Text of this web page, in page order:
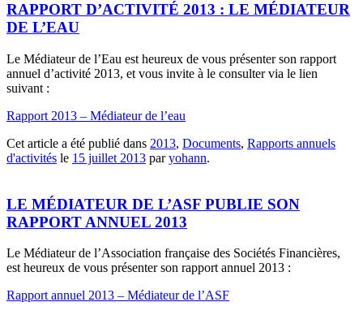
RAPPORT D’ACTIVITÉ 2013 : LE MÉDIATEUR
DE L’EAU
Le Médiateur de l’Eau est heureux de vous présenter son rapport
annuel d’activité 2013, et vous invite à le consulter via le lien
suivant :
Rapport 2013 – Médiateur de l’eau
Cet article a été publié dans 2013, Documents, Rapports annuels
d'activités le 15 juillet 2013 paryohann.
LE MÉDIATEUR DE L’ASF PUBLIE SON
RAPPORT ANNUEL 2013
Le Médiateur de l’Association française des Sociétés Financières,
est heureux de vous présenter son rapport annuel 2013 :
Rapport annuel 2013 – Médiateur de l’ASF